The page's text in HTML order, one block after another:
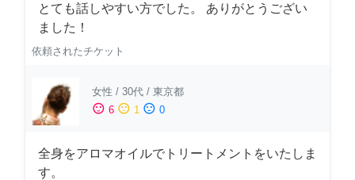
とても話しやすい方でした。 ありがとうござい
ました！
依頼されたチケット
女性 / 30代 / 東京都
sentiment_satisfied 6 sentiment_neutral 1 sentiment_dissatisfied 0
全身をアロマオイルでトリートメントをいたしま
す。